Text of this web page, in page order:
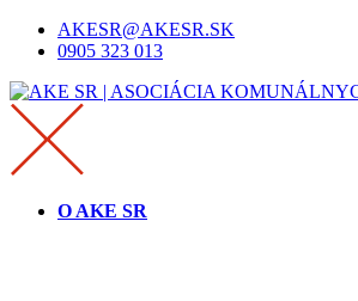
AKESR@AKESR.SK
0905 323 013
O AKE SR